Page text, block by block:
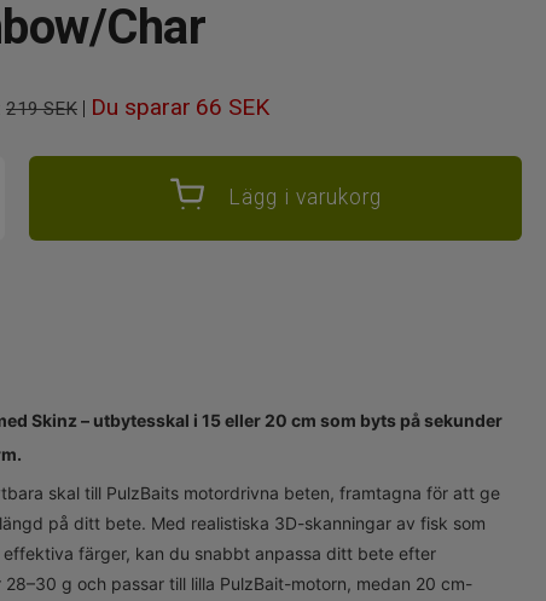
Char
219 SEK | Du sparar 66 SEK
Lägg i varukorg
Skinz – utbytesskal i 15 eller 20 cm som byts på sekunder
skal till PulzBaits motordrivna beten, framtagna för att ge
på ditt bete. Med realistiska 3D-skanningar av fisk som
färger, kan du snabbt anpassa ditt bete efter
g och passar till lilla PulzBait-motorn, medan 20 cm-